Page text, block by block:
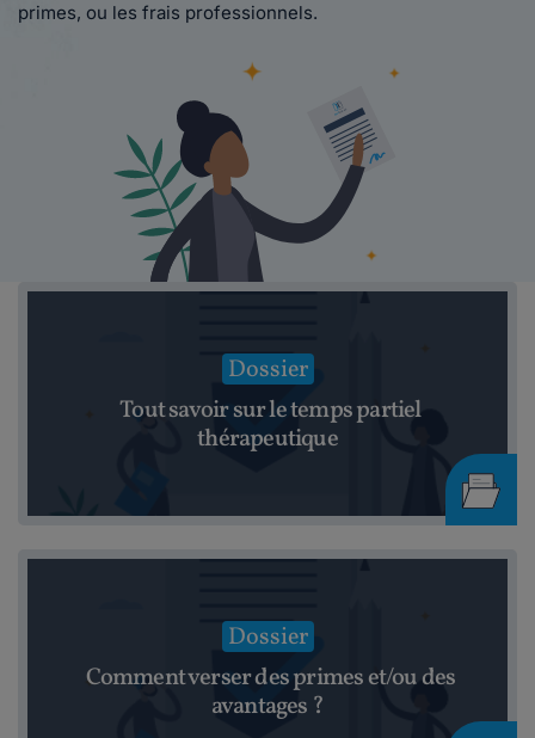
primes, ou les frais professionnels.
Dossier
Tout savoir sur le temps partiel
thérapeutique
Dossier
Comment verser des primes et/ou des
avantages ?